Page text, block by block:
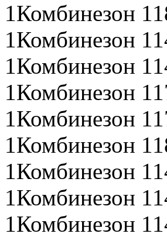
1Комбинезон
1Комбинезон
1Комбинезон
1Комбинезон
1Комбинезон
1Комбинезон
1Комбинезон
1Комбинезон
1Комбинезон